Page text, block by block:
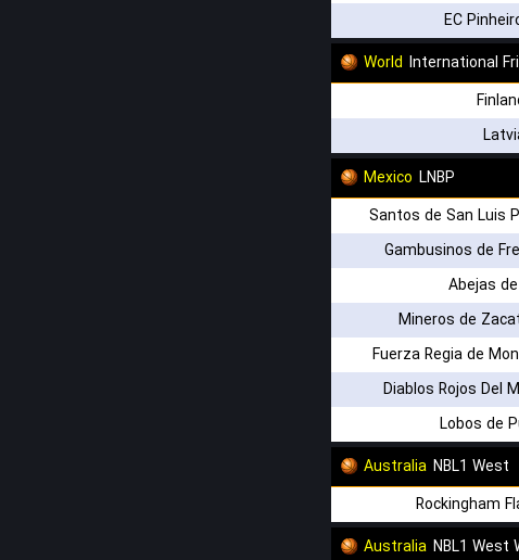
EC
World International
Mexico LNBP
Santos de San Luis
Gambusinos de
Abejas
Mineros de
Fuerza Regia de
Diablos Rojos Del
Lobos de
Australia NBL1 West
Rockingham
Australia NBL1 West